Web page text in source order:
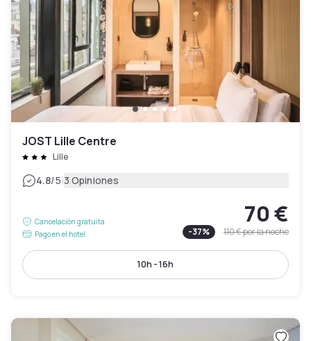
JOST Lille Centre
Lille
4.8/5|3 Opiniones
Cancelación gratuita
Pago en el hotel
70 €
-37% 110 €por la noche
10h - 16h